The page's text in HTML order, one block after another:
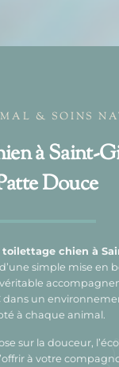
& SOINS
à Saint-
Douce
toilettage chien à
simple mise en
dans un
à chaque animal.
sur la douceur,
à votre